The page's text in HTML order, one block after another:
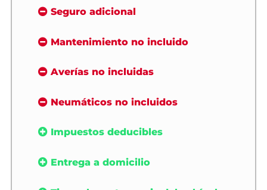
Seguro adicional
Mantenimiento no incluido
Averías no incluidas
Neumáticos no incluidos
Impuestos deducibles
Entrega a domicilio